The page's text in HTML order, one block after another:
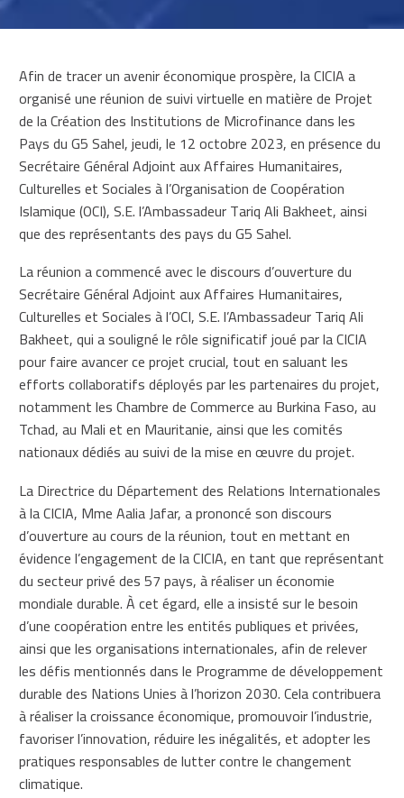
Afin de tracer un avenir économique prospère, la CICIA a
organisé une réunion de suivi virtuelle en matière de Projet
de la Création des Institutions de Microfinance dans les
Pays du G5 Sahel, jeudi, le 12 octobre 2023, en présence du
Secrétaire Général Adjoint aux Affaires Humanitaires,
Culturelles et Sociales à l’Organisation de Coopération
Islamique (OCI), S.E. l’Ambassadeur Tariq Ali Bakheet, ainsi
que des représentants des pays du G5 Sahel.
La réunion a commencé avec le discours d’ouverture du
Secrétaire Général Adjoint aux Affaires Humanitaires,
Culturelles et Sociales à l’OCI, S.E. l’Ambassadeur Tariq Ali
Bakheet, qui a souligné le rôle significatif joué par la CICIA
pour faire avancer ce projet crucial, tout en saluant les
efforts collaboratifs déployés par les partenaires du projet,
notamment les Chambre de Commerce au Burkina Faso, au
Tchad, au Mali et en Mauritanie, ainsi que les comités
nationaux dédiés au suivi de la mise en œuvre du projet.
La Directrice du Département des Relations Internationales
à la CICIA, Mme Aalia Jafar, a prononcé son discours
d’ouverture au cours de la réunion, tout en mettant en
évidence l’engagement de la CICIA, en tant que représentant
du secteur privé des 57 pays, à réaliser un économie
mondiale durable. À cet égard, elle a insisté sur le besoin
d’une coopération entre les entités publiques et privées,
ainsi que les organisations internationales, afin de relever
les défis mentionnés dans le Programme de développement
durable des Nations Unies à l’horizon 2030. Cela contribuera
à réaliser la croissance économique, promouvoir l’industrie,
favoriser l’innovation, réduire les inégalités, et adopter les
pratiques responsables de lutter contre le changement
climatique.